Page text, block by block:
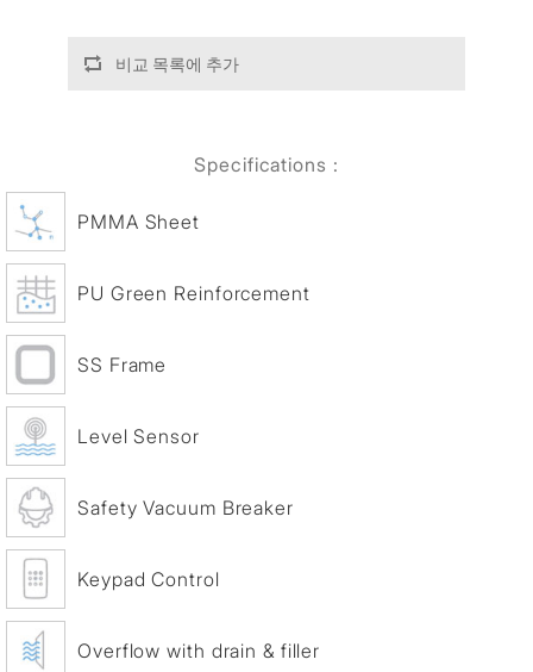
비교 목록에 추가
Specifications :
PMMA Sheet
PU Green Reinforcement
SS Frame
Level Sensor
Safety Vacuum Breaker
Keypad Control
Overflow with drain & filler